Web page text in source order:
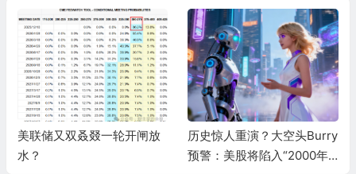
历史惊人重演？大空头Burry
预警：美股将陷入“2000年
日本央行历史性逆转，意味
着什么？